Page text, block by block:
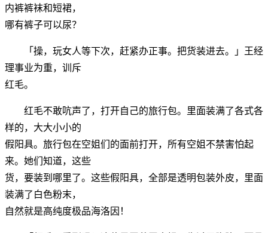
内裤裤袜和短裙，
哪有裤子可以尿？
「操，玩女人等下次，赶紧办正事。把货装进去。」王经
理事业为重，训斥
红毛。
红毛不敢吭声了，打开自己的旅行包。里面装满了各式各
样的，大大小小的
假阳具。旅行包在空姐们的面前打开，所有空姐不禁害怕起
来。她们知道，这些
货，要装到哪里了。这些假阳具，全部是透明包装外皮，里面
装满了白色粉末，
自然就是高纯度极品海洛因！